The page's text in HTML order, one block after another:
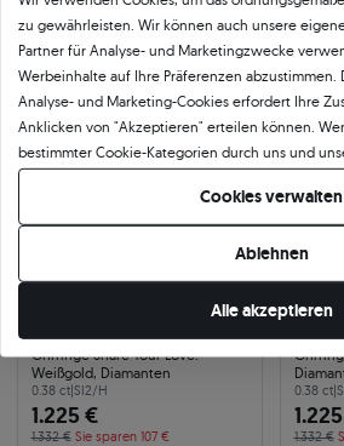
-8% 24h
Ohrringe Share Your Love:
Weißgold, Diamanten
0.38 ct|SI2/H
1.225 €
1.332 € Sie sparen 107 €
-8%
0.38 ct|
1.332 €
zu gewährleisten. Wir können auch unsere
Partner für Analyse- und Marketingzwecke
Werbeinhalte auf Ihre Präferenzen
Analyse- und Marketing-Cookies erfordert Ihre
Anklicken von "Akzeptieren" erteilen können.
bestimmter Cookie-Kategorien durch uns und
möchten, klicken Sie auf "Lassen Sie mich
Präferenzen. Sie können Ihre Zustimmung
Ihre Cookie-Einstellungen ändern.
Cookies verwalten
Ablehnen
Alle akzeptieren